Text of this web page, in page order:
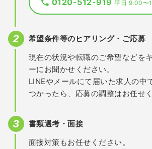
0120-512-919平日 9:00〜
希望条件等のヒアリング・ご応募
現在の状況や転職のご希望などを
ーにお聞かせください。
LINEやメールにて届いた求人の中
つかったら、応募の調整はお任せく
書類選考・面接
面接対策もお任せください。